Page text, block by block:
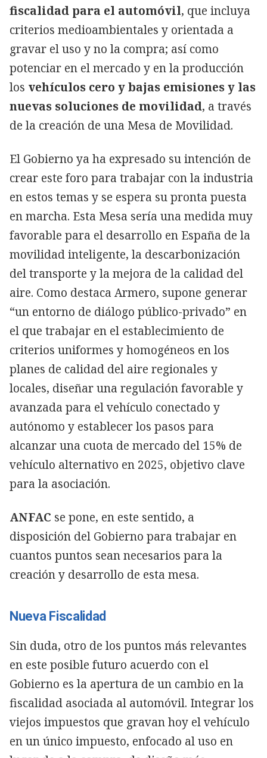
fiscalidad para el automóvil, que incluya
criterios medioambientales y orientada a
gravar el uso y no la compra; así como
potenciar en el mercado y en la producción
los vehículos cero y bajas emisiones y las
nuevas soluciones de movilidad, a través
de la creación de una Mesa de Movilidad.
El Gobierno ya ha expresado su intención de
crear este foro para trabajar con la industria
en estos temas y se espera su pronta puesta
en marcha. Esta Mesa sería una medida muy
favorable para el desarrollo en España de la
movilidad inteligente, la descarbonización
del transporte y la mejora de la calidad del
aire. Como destaca Armero, supone generar
“un entorno de diálogo público-privado” en
el que trabajar en el establecimiento de
criterios uniformes y homogéneos en los
planes de calidad del aire regionales y
locales, diseñar una regulación favorable y
avanzada para el vehículo conectado y
autónomo y establecer los pasos para
alcanzar una cuota de mercado del 15% de
vehículo alternativo en 2025, objetivo clave
para la asociación.
ANFAC se pone, en este sentido, a
disposición del Gobierno para trabajar en
cuantos puntos sean necesarios para la
creación y desarrollo de esta mesa.
Nueva Fiscalidad
Sin duda, otro de los puntos más relevantes
en este posible futuro acuerdo con el
Gobierno es la apertura de un cambio en la
fiscalidad asociada al automóvil. Integrar los
viejos impuestos que gravan hoy el vehículo
en un único impuesto, enfocado al uso en